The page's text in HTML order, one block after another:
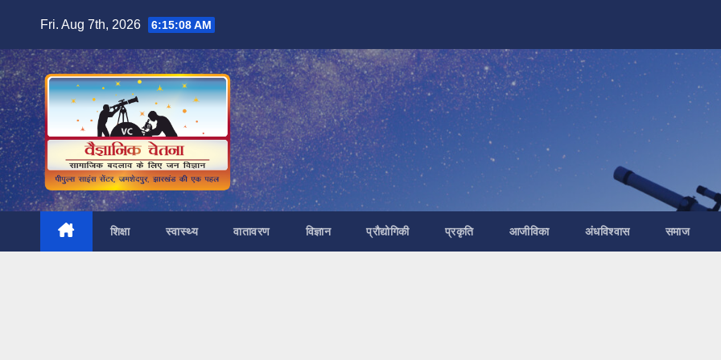
content
Fri. Aug 7th, 2026 6:15:09 AM
शिक्षा स्वास्थ्य वातावरण विज्ञान प्रौद्योगिकी प्रकृति आजीविका अंधविश्वास समाज